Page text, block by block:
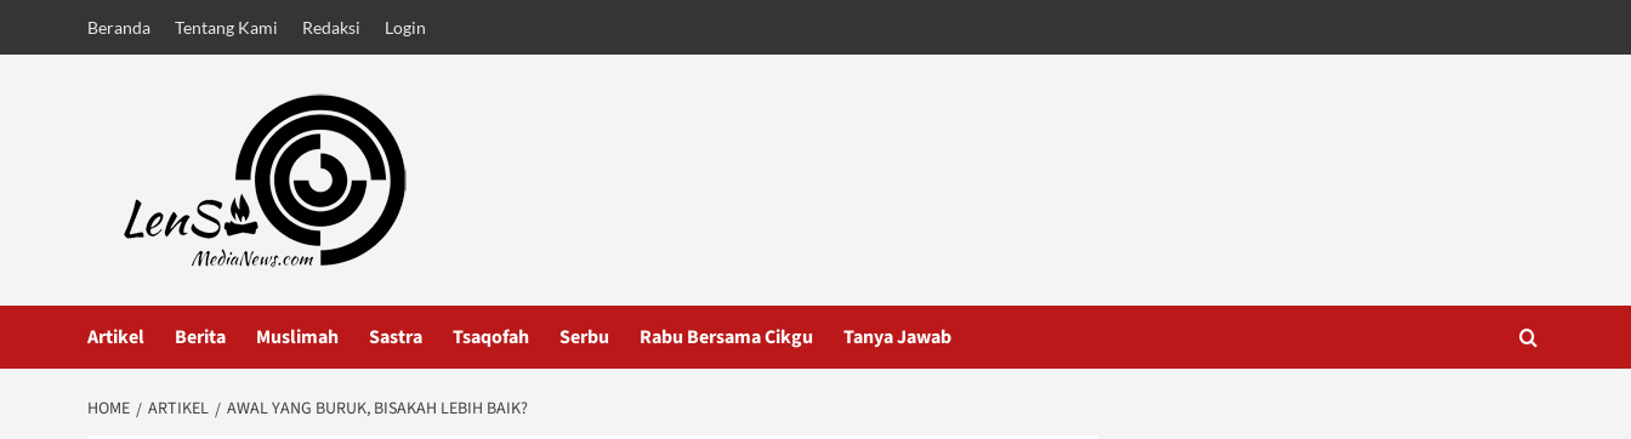
Beranda Tentang Kami Redaksi Login
Artikel Berita Muslimah Sastra Tsaqofah Serbu Rabu Bersama Cikgu Tanya Jawab
HOME ARTIKEL AWAL YANG BURUK, BISAKAH LEBIH BAIK?